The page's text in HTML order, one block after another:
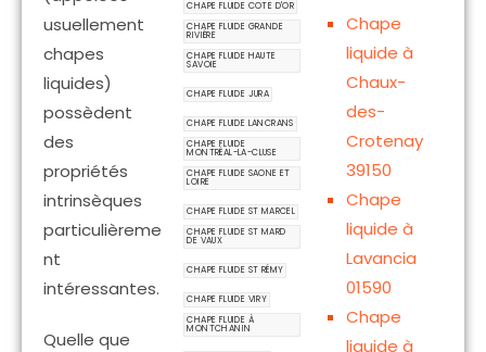
usuellement
chapes
liquides)
possèdent
des
propriétés
intrinsèques
particulièreme
nt
intéressantes.
Quelle que
CHAPE FLUIDE COTE D'OR
CHAPE FLUIDE GRANDE
RIVIÈRE
CHAPE FLUIDE HAUTE
SAVOIE
CHAPE FLUIDE JURA
CHAPE FLUIDE LANCRANS
CHAPE FLUIDE
MONTRÉAL-LA-CLUSE
CHAPE FLUIDE SAONE ET
LOIRE
CHAPE FLUIDE ST MARCEL
CHAPE FLUIDE ST MARD
DE VAUX
CHAPE FLUIDE ST RÉMY
CHAPE FLUIDE VIRY
CHAPE FLUIDE À
MONTCHANIN
Chape
liquide à
Chaux-
des-
Crotenay
39150
Chape
liquide à
Lavancia
01590
Chape
liquide à